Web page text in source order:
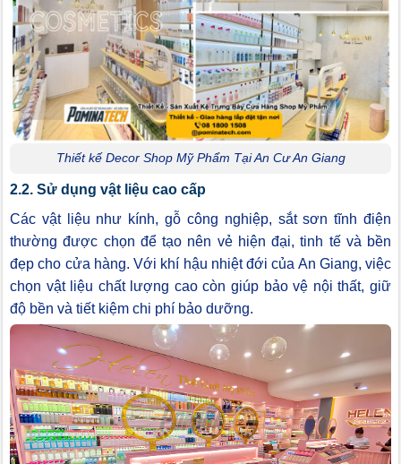
Thiết kế Decor Shop Mỹ Phẩm Tại An Cư An Giang
2.2. Sử dụng vật liệu cao cấp
Các vật liệu như kính, gỗ công nghiệp, sắt sơn tĩnh điện
thường được chọn để tạo nên vẻ hiện đại, tinh tế và bền
đẹp cho cửa hàng. Với khí hậu nhiệt đới của An Giang, việc
chọn vật liệu chất lượng cao còn giúp bảo vệ nội thất, giữ
độ bền và tiết kiệm chi phí bảo dưỡng.